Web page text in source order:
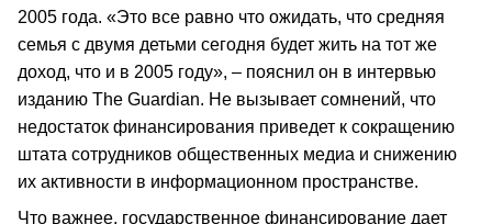
2005 года. «Это все равно что ожидать, что средняя
семья с двумя детьми сегодня будет жить на тот же
доход, что и в 2005 году», – пояснил он в интервью
изданию The Guardian. Не вызывает сомнений, что
недостаток финансирования приведет к сокращению
штата сотрудников общественных медиа и снижению
их активности в информационном пространстве.
Что важнее, государственное финансирование дает